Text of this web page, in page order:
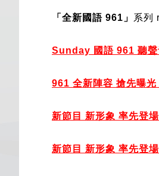
「全新國語 961」 系列
Sunday 國語 961 聽聲
961 全新陣容 搶先曝光
新節目 新形象 率先登
新節目 新形象 率先登